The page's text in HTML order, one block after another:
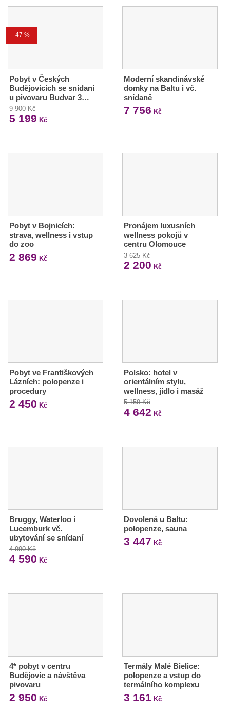
-47 %
Pobyt v Českých
Budějovicích se snídaní
u pivovaru Budvar 3…
9 900 Kč
5 199 Kč
Moderní skandinávské
domky na Baltu i vč.
snídaně
7 756 Kč
Pobyt v Bojnicích:
strava, wellness i vstup
do zoo
2 869 Kč
Pronájem luxusních
wellness pokojů v
centru Olomouce
3 625 Kč
2 200 Kč
Pobyt ve Františkových
Lázních: polopenze i
procedury
2 450 Kč
Polsko: hotel v
orientálním stylu,
wellness, jídlo i masáž
5 159 Kč
4 642 Kč
Bruggy, Waterloo i
Lucemburk vč.
ubytování se snídaní
4 990 Kč
4 590 Kč
Dovolená u Baltu:
polopenze, sauna
3 447 Kč
4* pobyt v centru
Budějovic a návštěva
pivovaru
2 950 Kč
Termály Malé Bielice:
polopenze a vstup do
termálního komplexu
3 161 Kč